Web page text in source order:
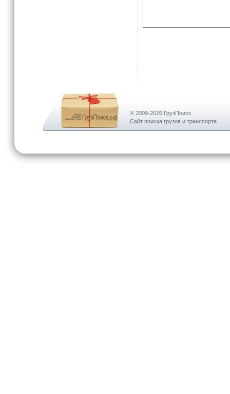
© 2009-2026 ГрузПоиск
Сайт поиска грузов и транспорта